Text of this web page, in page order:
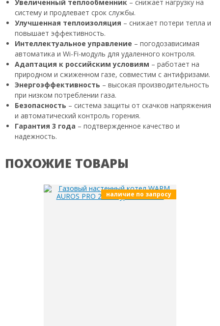
Увеличенный теплообменник – снижает нагрузку на
систему и продлевает срок службы.
Улучшенная теплоизоляция – снижает потери тепла и
повышает эффективность.
Интеллектуальное управление – погодозависимая
автоматика и Wi-Fi-модуль для удаленного контроля.
Адаптация к российским условиям – работает на
природном и сжиженном газе, совместим с антифризами.
Энергоэффективность – высокая производительность
при низком потреблении газа.
Безопасность – система защиты от скачков напряжения
и автоматический контроль горения.
Гарантия 3 года – подтвержденное качество и
надежность.
ПОХОЖИЕ ТОВАРЫ
наличие по запросу